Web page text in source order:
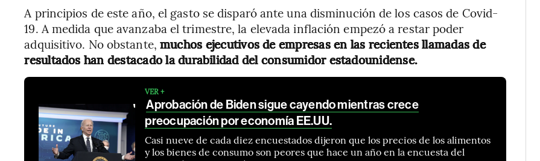
A principios de este año, el gasto se disparó ante una disminución de los casos de Covid-
19. A medida que avanzaba el trimestre, la elevada inflación empezó a restar poder
adquisitivo. No obstante, muchos ejecutivos de empresas en las recientes llamadas de
resultados han destacado la durabilidad del consumidor estadounidense.
VER +
Aprobación de Biden sigue cayendo mientras crece
preocupación por economía EE.UU.
Casi nueve de cada diez encuestados dijeron que los precios de los alimentos
y los bienes de consumo son peores que hace un año en la encuesta del